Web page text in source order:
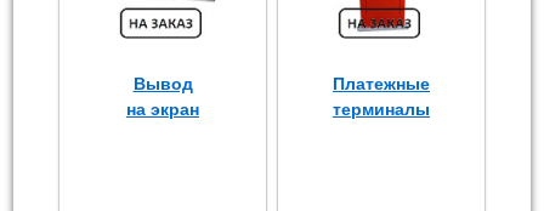
Вывод
на экран
Платежные
терминалы